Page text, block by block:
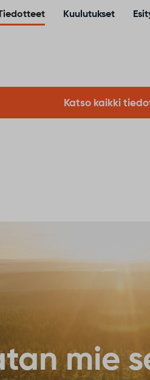
Kuulutukset
Sodankylää
näyttäytyy